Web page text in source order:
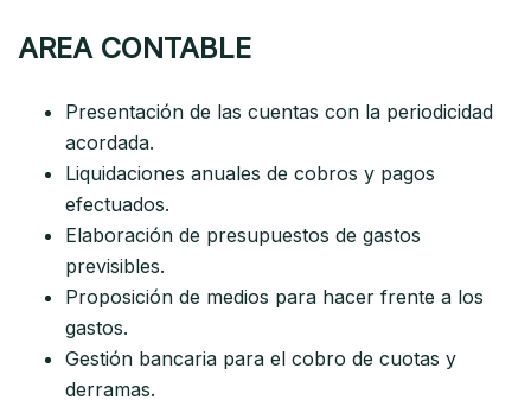
AREA CONTABLE
Presentación de las cuentas con la periodicidad
acordada.
Liquidaciones anuales de cobros y pagos
efectuados.
Elaboración de presupuestos de gastos
previsibles.
Proposición de medios para hacer frente a los
gastos.
Gestión bancaria para el cobro de cuotas y
derramas.